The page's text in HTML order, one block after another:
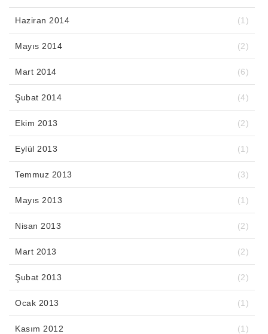
Haziran 2014 (1)
Mayıs 2014 (2)
Mart 2014 (6)
Şubat 2014 (4)
Ekim 2013 (2)
Eylül 2013 (1)
Temmuz 2013 (3)
Mayıs 2013 (1)
Nisan 2013 (2)
Mart 2013 (2)
Şubat 2013 (2)
Ocak 2013 (1)
Kasım 2012 (1)